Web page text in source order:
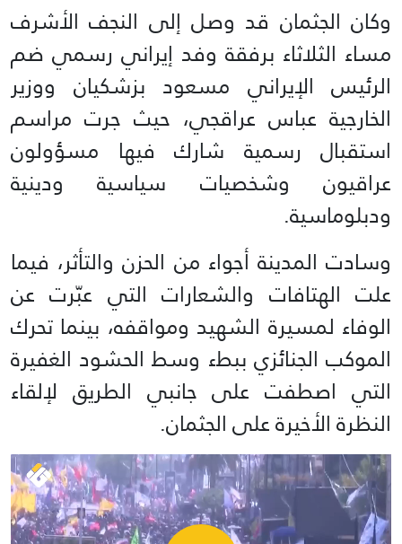
وكان الجثمان قد وصل إلى النجف الأشرف
مساء الثلاثاء برفقة وفد إيراني رسمي ضم
الرئيس الإيراني مسعود بزشكيان ووزير
الخارجية عباس عراقجي، حيث جرت مراسم
استقبال رسمية شارك فيها مسؤولون
عراقيون وشخصيات سياسية ودينية
ودبلوماسية.
وسادت المدينة أجواء من الحزن والتأثر، فيما
علت الهتافات والشعارات التي عبّرت عن
الوفاء لمسيرة الشهيد ومواقفه، بينما تحرك
الموكب الجنائزي ببطء وسط الحشود الغفيرة
التي اصطفت على جانبي الطريق لإلقاء
النظرة الأخيرة على الجثمان.